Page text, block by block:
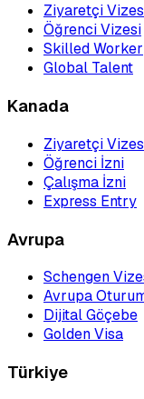
Ziyaretçi
Öğrenci Vizesi
Skilled Worker
Global Talent
Kanada
Ziyaretçi
Öğrenci İzni
Çalışma İzni
Express Entry
Avrupa
Schengen
Avrupa
Dijital Göçebe
Golden Visa
Türkiye